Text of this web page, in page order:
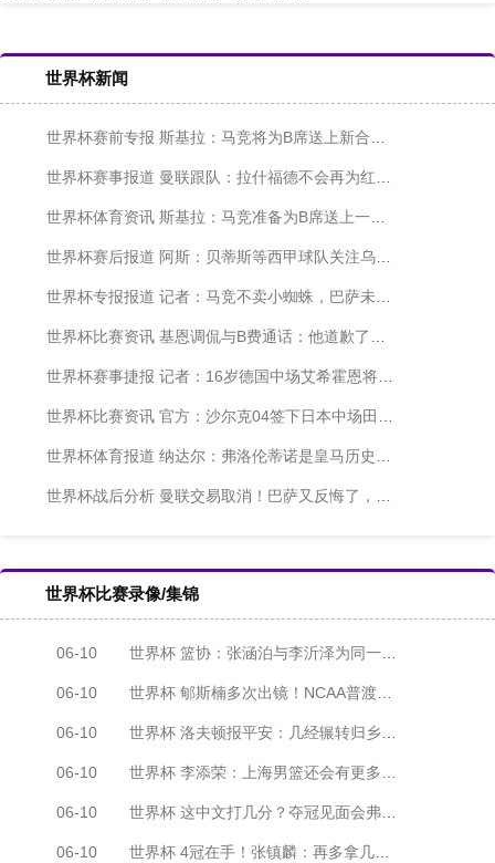
世界杯新闻
世界杯赛前专报 斯基拉：马竞将为B席送上新合同，愿与其签约2+1年
世界杯赛事报道 曼联跟队：拉什福德不会再为红魔效力，没有球队想接盘奥纳纳
世界杯体育资讯 斯基拉：马竞准备为B席送上一份2+1年的新合约
世界杯赛后报道 阿斯：贝蒂斯等西甲球队关注乌克兰后卫新星维夫恰连科
世界杯专报报道 记者：马竞不卖小蜘蛛，巴萨未正式报价
世界杯比赛资讯 基恩调侃与B费通话：他道歉了，我原谅他了，我们聊得非常好
世界杯赛事捷报 记者：16岁德国中场艾希霍恩将加盟药厂，转会100%敲定
世界杯比赛资讯 官方：沙尔克04签下日本中场田中聪，双方签约至2030年
世界杯体育报道 纳达尔：弗洛伦蒂诺是皇马历史最伟大主席，他的使命尚未完成
世界杯战后分析 曼联交易取消！巴萨又反悔了，拉师傅归队，太魔幻了
世界杯比赛录像/集锦
06-10 世界杯 篮协：张涵泊与李沂泽为同一人 虚报年龄禁赛三年
06-10 世界杯 郇斯楠多次出镜！NCAA普渡大学发布夏训集锦
06-10 世界杯 洛夫顿报平安：几经辗转归乡 感谢上海感谢中国
06-10 世界杯 李添荣：上海男篮还会有更多冠军 向张镇麟看齐
06-10 世界杯 这中文打几分？夺冠见面会弗格秀中文：我喜欢上海
06-10 世界杯 4冠在手！张镇麟：再多拿几冠 让家里橱柜摆不下